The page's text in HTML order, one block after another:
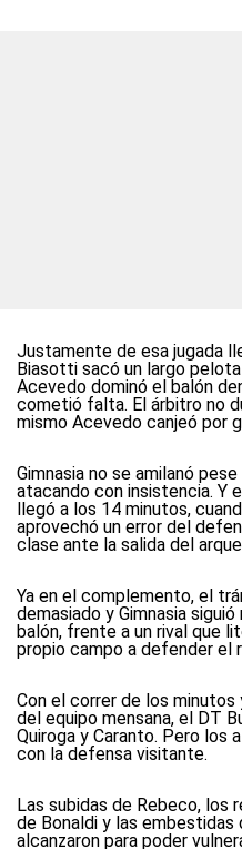
Justamente de esa jugada
Biasotti sacó un largo
Acevedo dominó el balón
cometió falta. El árbitro no
mismo Acevedo canjeó por
Gimnasia no se amilanó
atacando con insistencia. Y
llegó a los 14 minutos,
aprovechó un error del
clase ante la salida del
Ya en el complemento, el
demasiado y Gimnasia
balón, frente a un rival que
propio campo a defender el
Con el correr de los
del equipo mensana, el DT
Quiroga y Caranto. Pero los
con la defensa visitante.
Las subidas de Rebeco, los
de Bonaldi y las embestidas
alcanzaron para poder